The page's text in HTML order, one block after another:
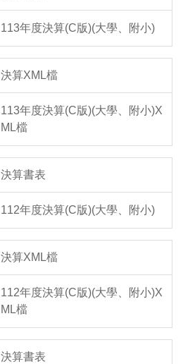
113年度決算(C版)(大學、附小)
決算XML檔
113年度決算(C版)(大學、附小)X
ML檔
決算書表
112年度決算(C版)(大學、附小)
決算XML檔
112年度決算(C版)(大學、附小)X
ML檔
決算書表